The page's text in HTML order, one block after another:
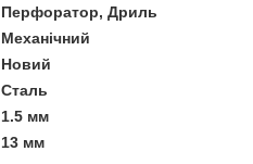
Перфоратор, Дриль
Механічний
Новий
Сталь
1.5 мм
13 мм